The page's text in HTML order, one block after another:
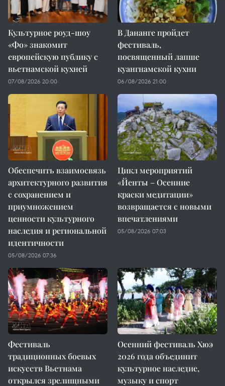
Культурное роуд-шоу
«Фо» знакомит
европейскую публику с
вьетнамской кухней
07/08/2026 20:00
В Дананге пройдет
фестиваль,
посвященный лапше
куангнамской кухни
06/08/2026 21:00
Обеспечить взаимосвязь
архитектурного развития
с сохранением и
приумножением
ценности культурного
наследия и региональной
идентичности
05/08/2026 07:36
Цикл мероприятий
«Йенты – Осенние
краски медитации»
возвращается с новыми
впечатлениями
05/08/2026 07:03
Фестиваль
традиционных боевых
искусств Вьетнама
открылся зрелищными
Осенний фестиваль Хюэ
2026 года объединит
культурное наследие,
музыку и спорт